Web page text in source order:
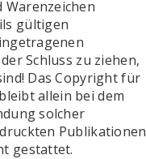
gültigen
Schluss zu ziehen,
Das Copyright für
allein bei dem
solcher
Publikationen
gestattet.